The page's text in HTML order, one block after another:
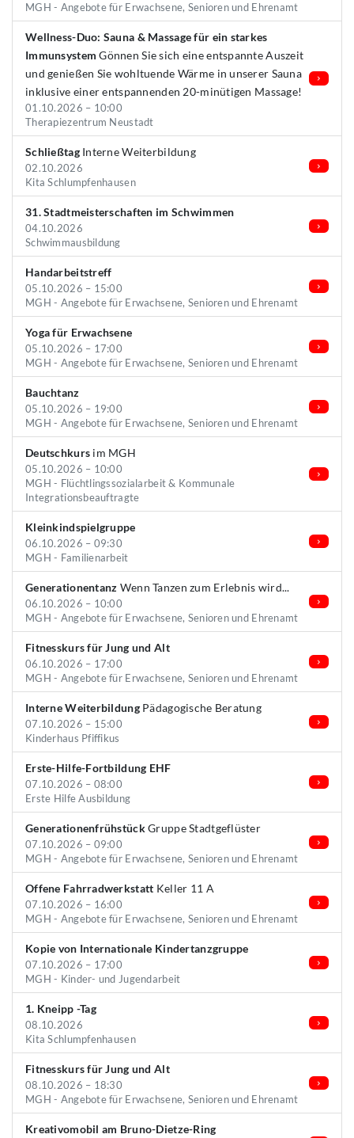
MGH - Angebote für Erwachsene, Senioren und Ehrenamt
Wellness-Duo: Sauna & Massage für ein starkes
Immunsystem Gönnen Sie sich eine entspannte Auszeit
und genießen Sie wohltuende Wärme in unserer Sauna
inklusive einer entspannenden 20-minütigen Massage!
01.10.2026 – 10:00
Therapiezentrum Neustadt
SchließtagInterne Weiterbildung
02.10.2026
Kita Schlumpfenhausen
31. Stadtmeisterschaften im Schwimmen
04.10.2026
Schwimmausbildung
Handarbeitstreff
05.10.2026 – 15:00
MGH - Angebote für Erwachsene, Senioren und Ehrenamt
Yoga für Erwachsene
05.10.2026 – 17:00
MGH - Angebote für Erwachsene, Senioren und Ehrenamt
Bauchtanz
05.10.2026 – 19:00
MGH - Angebote für Erwachsene, Senioren und Ehrenamt
Deutschkurs im MGH
05.10.2026 – 10:00
MGH - Flüchtlingssozialarbeit & Kommunale
Integrationsbeauftragte
Kleinkindspielgruppe
06.10.2026 – 09:30
MGH - Familienarbeit
Generationentanz Wenn Tanzen zum Erlebnis wird...
06.10.2026 – 10:00
MGH - Angebote für Erwachsene, Senioren und Ehrenamt
Fitnesskurs für Jung und Alt
06.10.2026 – 17:00
MGH - Angebote für Erwachsene, Senioren und Ehrenamt
Interne WeiterbildungPädagogische Beratung
07.10.2026 – 15:00
Kinderhaus Pfiffikus
Erste-Hilfe-Fortbildung EHF
07.10.2026 – 08:00
Erste Hilfe Ausbildung
GenerationenfrühstückGruppe Stadtgeflüster
07.10.2026 – 09:00
MGH - Angebote für Erwachsene, Senioren und Ehrenamt
Offene Fahrradwerkstatt Keller 11 A
07.10.2026 – 16:00
MGH - Angebote für Erwachsene, Senioren und Ehrenamt
Kopie von Internationale Kindertanzgruppe
07.10.2026 – 17:00
MGH - Kinder- und Jugendarbeit
1. Kneipp -Tag
08.10.2026
Kita Schlumpfenhausen
Fitnesskurs für Jung und Alt
08.10.2026 – 18:30
MGH - Angebote für Erwachsene, Senioren und Ehrenamt
Kreativomobil am Bruno-Dietze-Ring